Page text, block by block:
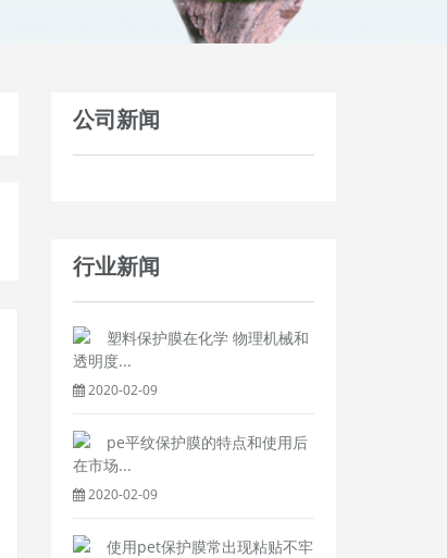
公司新闻
行业新闻
塑料保护膜在化学 物理机械和
透明度...
2020-02-09
pe平纹保护膜的特点和使用后
在市场...
2020-02-09
使用pet保护膜常出现粘贴不牢